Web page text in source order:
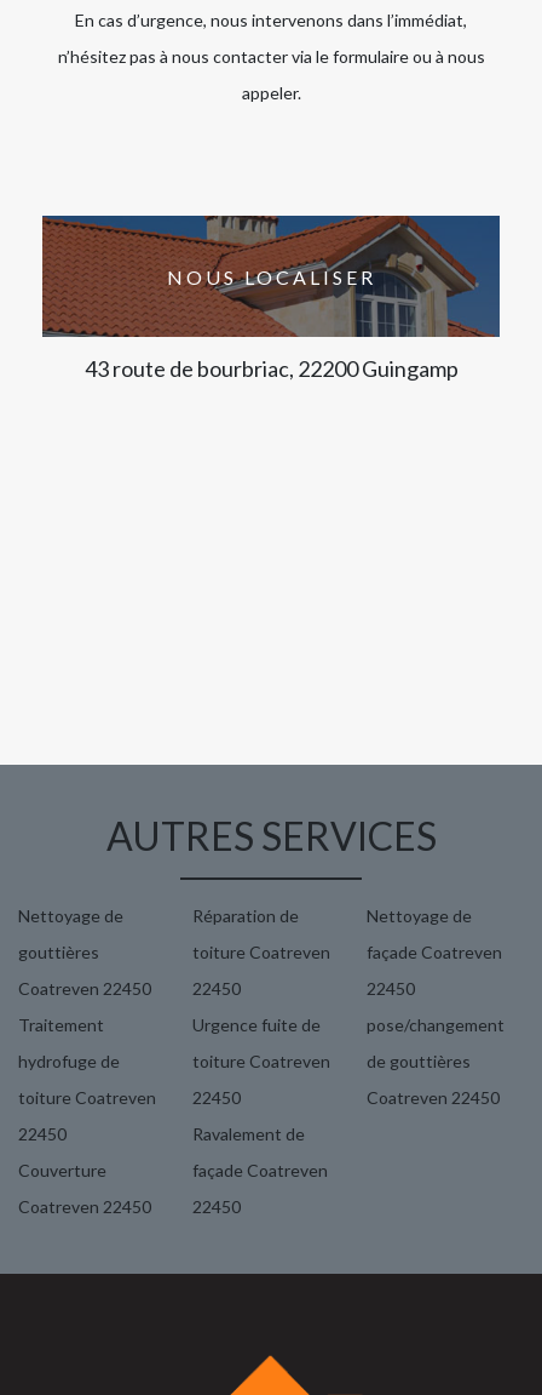
En cas d’urgence, nous intervenons dans l’immédiat,
n’hésitez pas à nous contacter via le formulaire ou à nous
appeler.
NOUS LOCALISER
43 route de bourbriac, 22200 Guingamp
AUTRES SERVICES
Nettoyage de
gouttières
Coatreven 22450
Traitement
hydrofuge de
toiture Coatreven
22450
Couverture
Coatreven 22450
Réparation de
toiture Coatreven
22450
Urgence fuite de
toiture Coatreven
22450
Ravalement de
façade Coatreven
22450
Nettoyage de
façade Coatreven
22450
pose/changement
de gouttières
Coatreven 22450